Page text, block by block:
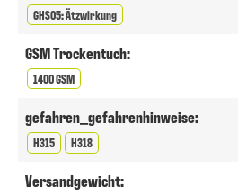
GHS05: Ätzwirkung
GSM Trockentuch:
1400 GSM
gefahren_gefahrenhinweise:
H315 H318
Versandgewicht: